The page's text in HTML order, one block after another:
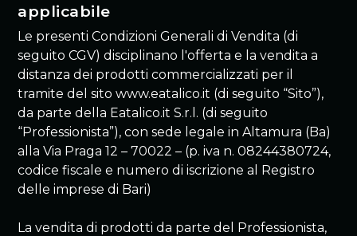
applicabile
Le presenti Condizioni Generali di Vendita (di
seguito CGV) disciplinano l'offerta e la vendita a
distanza dei prodotti commercializzati per il
tramite del sito www.eatalico.it (di seguito “Sito”),
da parte della Eatalico.it S.r.l. (di seguito
“Professionista”), con sede legale in Altamura (Ba)
alla Via Praga 12 – 70022 – (p. iva n. 08244380724,
codice fiscale e numero di iscrizione al Registro
delle imprese di Bari)
La vendita di prodotti da parte del Professionista,